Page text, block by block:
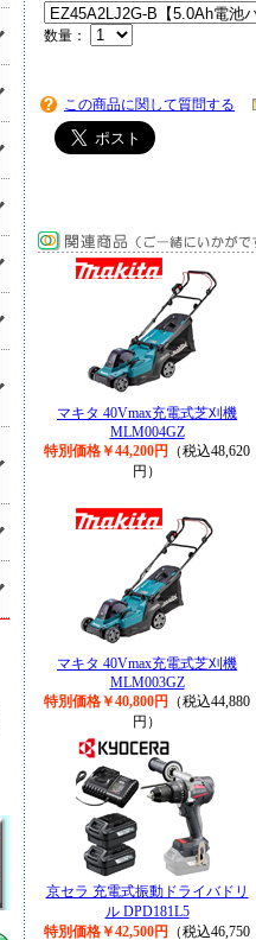
数量：
この商品に関して質問する
マキタ 40Vmax充電式芝刈機
MLM004GZ
特別価格￥44,200円
（税込48,620
円）
マキタ 40Vmax充電式芝刈機
MLM003GZ
特別価格￥40,800円
（税込44,880
円）
京セラ 充電式振動ドライバドリ
ル DPD181L5
特別価格￥42,500円
（税込46,750